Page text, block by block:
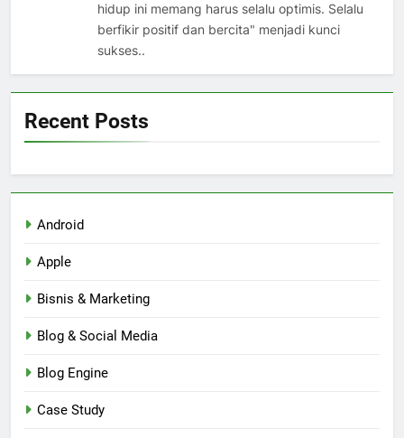
hidup ini memang harus selalu optimis. Selalu
berfikir positif dan bercita" menjadi kunci
sukses..
Recent Posts
Android
Apple
Bisnis & Marketing
Blog & Social Media
Blog Engine
Case Study